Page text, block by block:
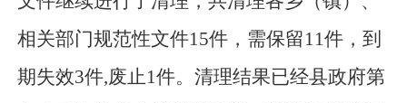
相关部门规范性文件15件，需保留11件，到
期失效3件,废止1件。清理结果已经县政府第